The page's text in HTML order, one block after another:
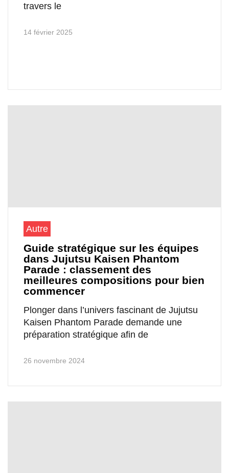
travers le
14 février 2025
Autre
Guide stratégique sur les équipes
dans Jujutsu Kaisen Phantom
Parade : classement des
meilleures compositions pour bien
commencer
Plonger dans l’univers fascinant de Jujutsu
Kaisen Phantom Parade demande une
préparation stratégique afin de
26 novembre 2024